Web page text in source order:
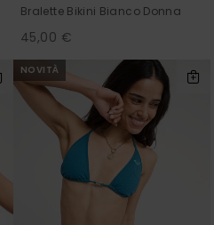
Bralette Bikini Bianco Donna
45,00 €
NOVITÀ